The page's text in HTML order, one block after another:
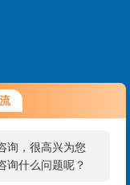
询，很高兴为您
询什么问题呢？